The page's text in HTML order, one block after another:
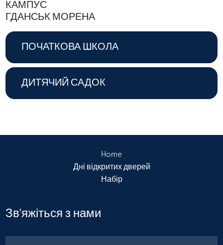
КАМПУС
ГДАНСЬК МОРЕНА
ПОЧАТКОВА ШКОЛА
ДИТЯЧИЙ САДОК
Home
Дні відкритих дверей
Набір
Зв'яжіться з нами